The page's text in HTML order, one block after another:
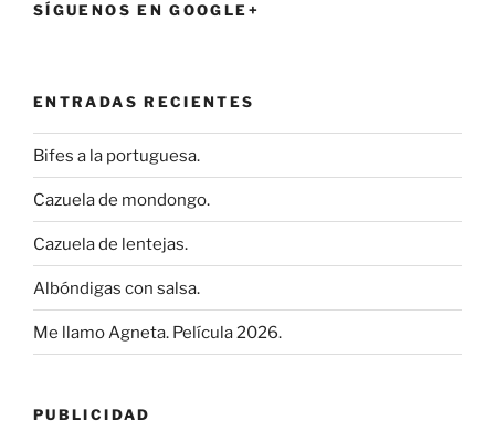
SÍGUENOS EN GOOGLE+
ENTRADAS RECIENTES
Bifes a la portuguesa.
Cazuela de mondongo.
Cazuela de lentejas.
Albóndigas con salsa.
Me llamo Agneta. Película 2026.
PUBLICIDAD